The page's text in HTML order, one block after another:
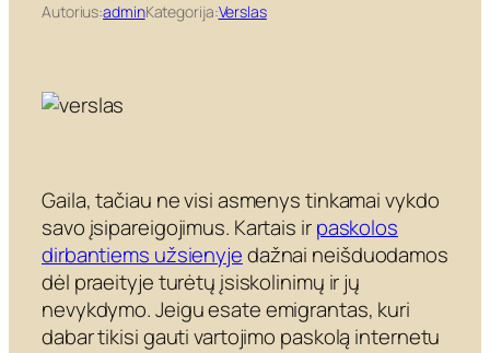
Autorius:adminKategorija:Verslas
Gaila, tačiau ne visi asmenys tinkamai vykdo
savo įsipareigojimus. Kartais irpaskolos
dirbantiems užsienyjedažnai neišduodamos
dėl praeityje turėtų įsiskolinimų ir jų
nevykdymo. Jeigu esate emigrantas, kuri
dabar tikisi gauti vartojimo paskolą internetu